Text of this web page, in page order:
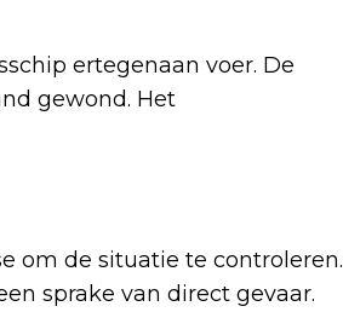
ertegenaan voer. De
gewond. Het
om de situatie te controleren.
sprake van direct gevaar.